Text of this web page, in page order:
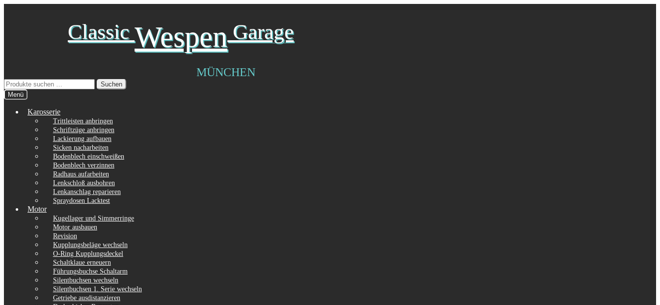
Classic Wespen Garage
MÜNCHEN
Suchen
nach:
Suchen
Menü
Karosserie
Trittleisten anbringen
Schriftzüge anbringen
Lackierung aufbauen
Sicken nacharbeiten
Bodenblech einschweißen
Bodenblech verzinnen
Radhaus aufarbeiten
Lenkschloß ausbohren
Lenkanschlag reparieren
Spraydosen Lacktest
Motor
Kugellager und Simmerringe
Motor ausbauen
Revision
Kupplungsbeläge wechseln
O-Ring Kupplungsdeckel
Schaltklaue erneuern
Führungsbuchse Schaltarm
Silentbuchsen wechseln
Silentbuchsen 1. Serie wechseln
Getriebe ausdistanzieren